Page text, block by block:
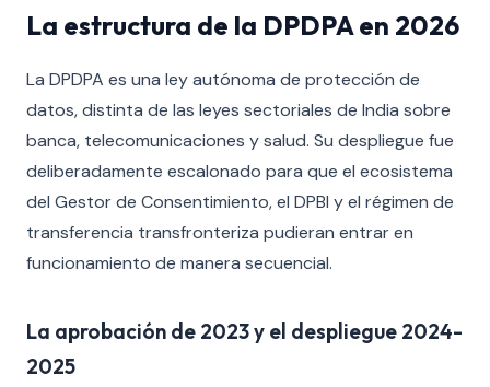
La estructura de la DPDPA en 2026
La DPDPA es una ley autónoma de protección de
datos, distinta de las leyes sectoriales de India sobre
banca, telecomunicaciones y salud. Su despliegue fue
deliberadamente escalonado para que el ecosistema
del Gestor de Consentimiento, el DPBI y el régimen de
transferencia transfronteriza pudieran entrar en
funcionamiento de manera secuencial.
La aprobación de 2023 y el despliegue 2024-
2025